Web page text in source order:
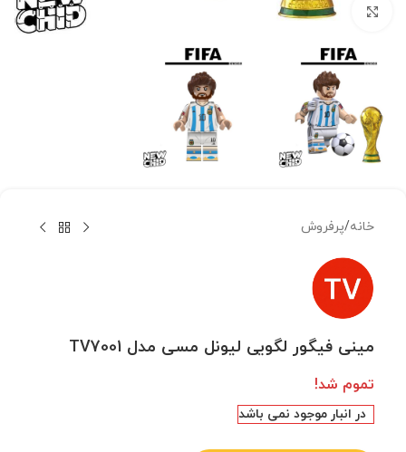
بزرگنمایی تصویر
خانه/پرفروش
مینی فیگور لگویی لیونل مسی مدل TV7001
تموم شد!
در انبار موجود نمی باشد